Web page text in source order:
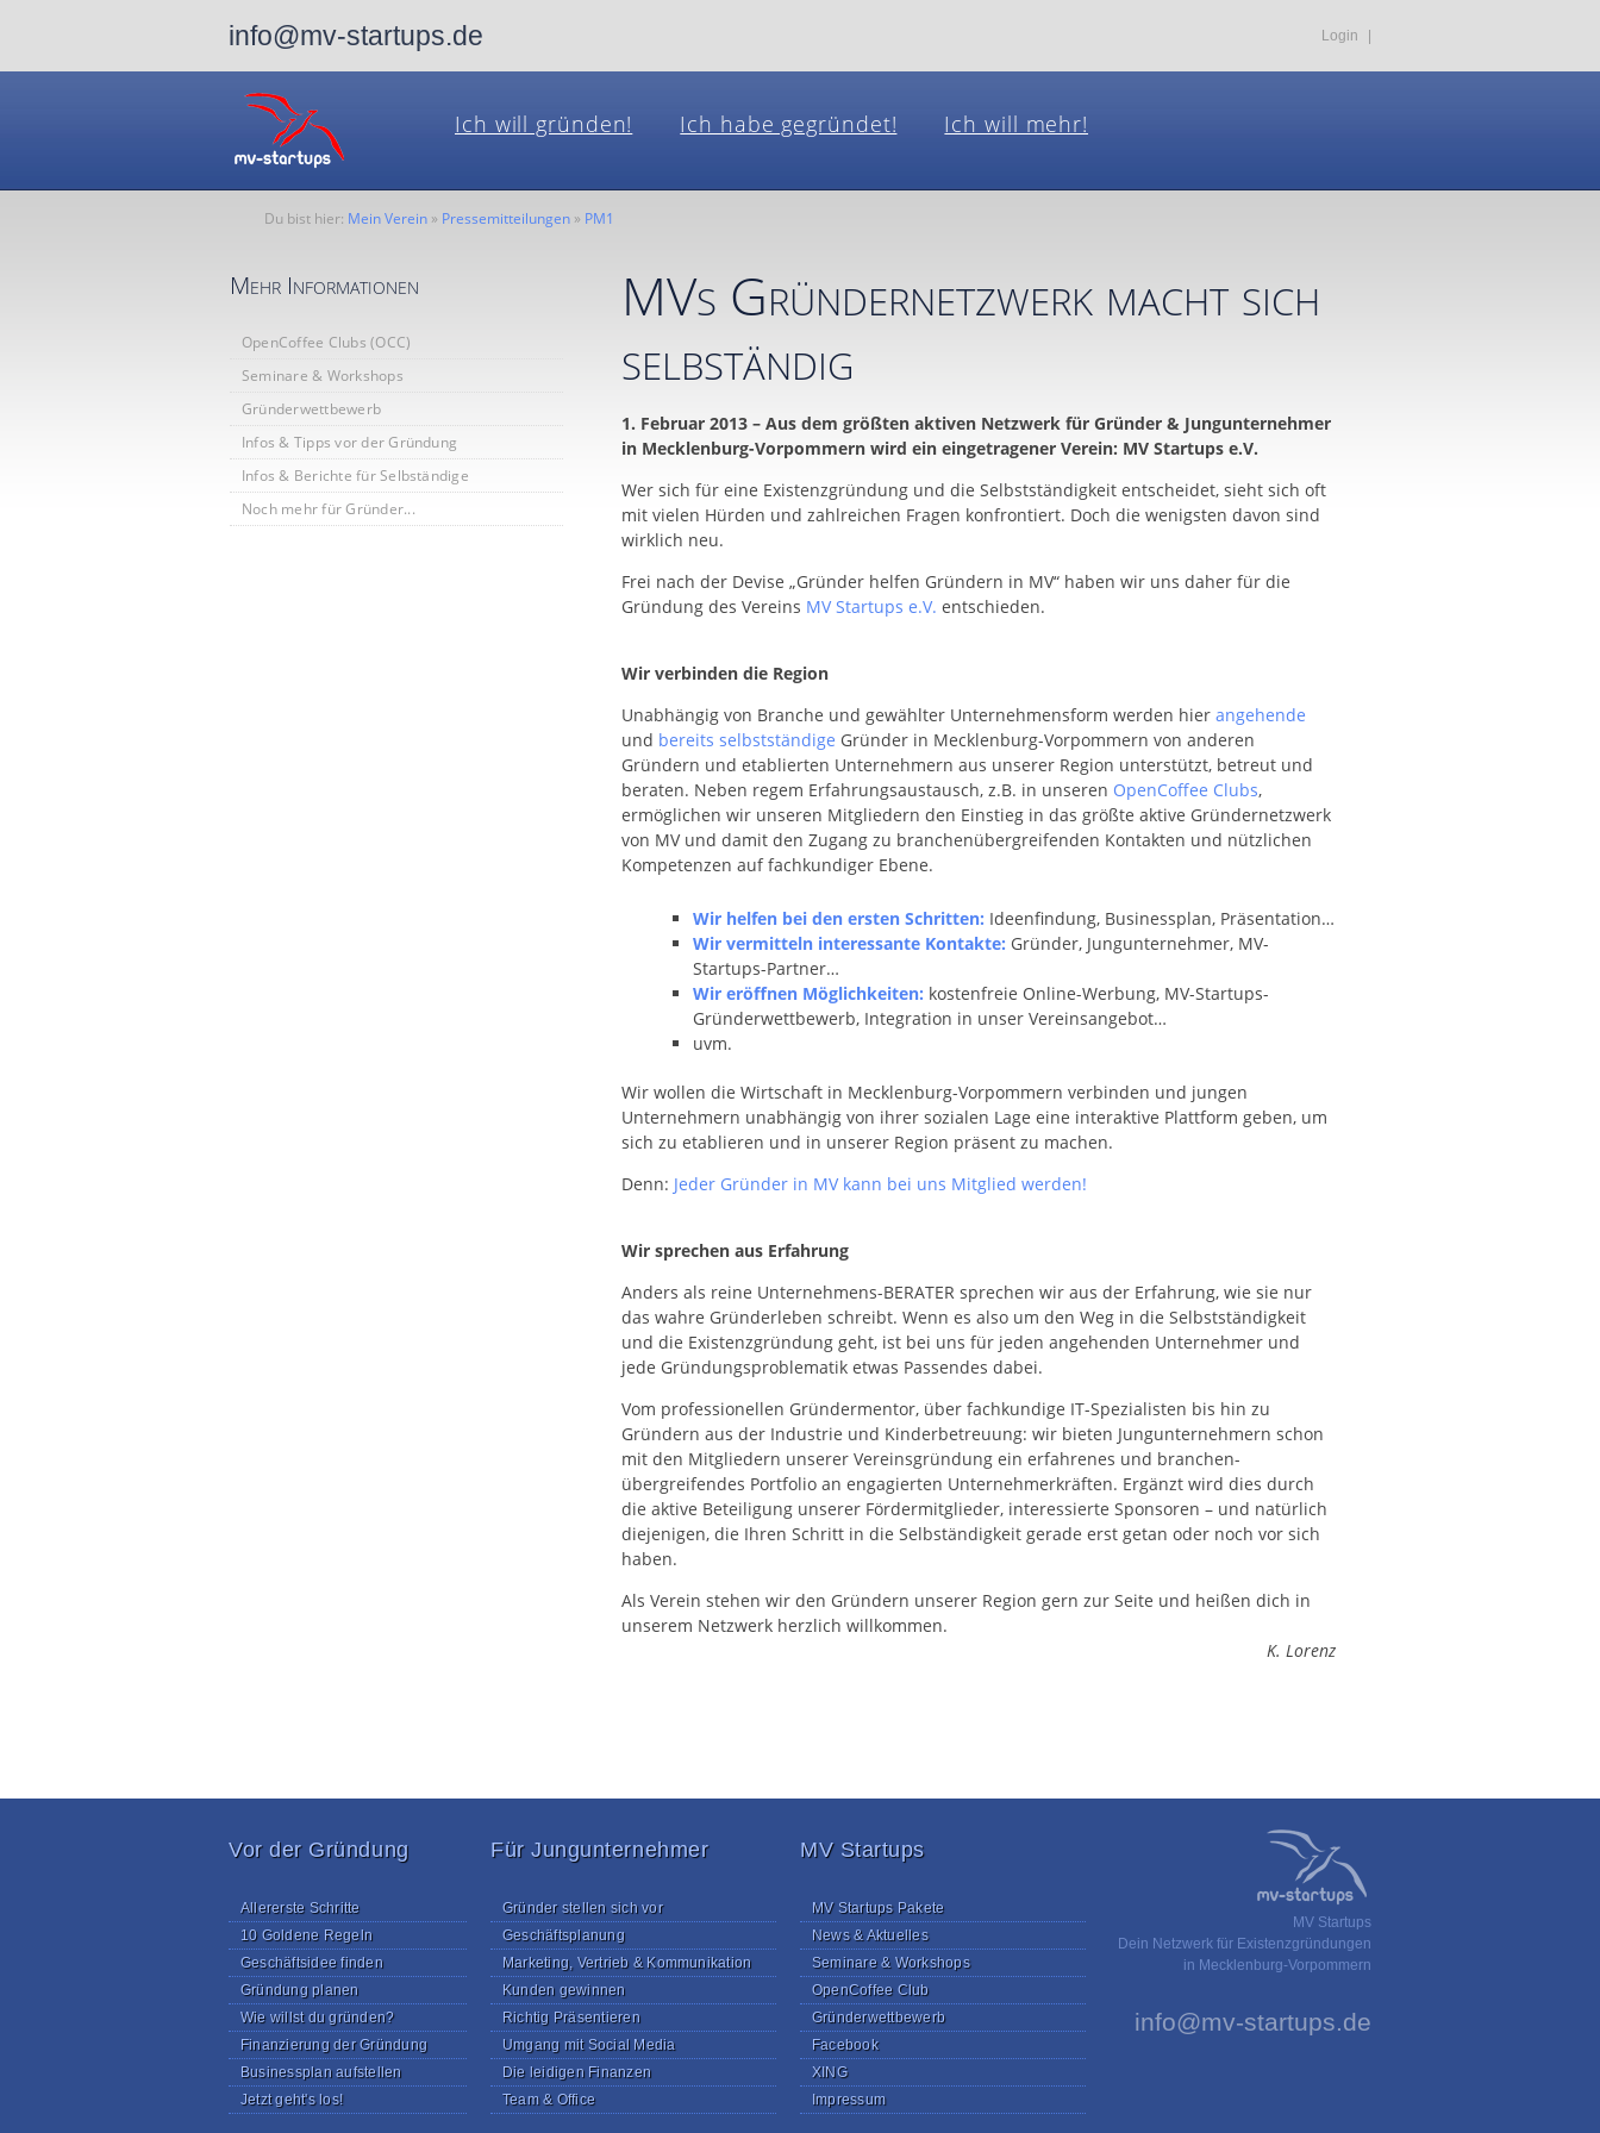
info@mv-startups.de Login
Ich will gründen! Ich habe gegründet! Ich will mehr!
Du bist hier: Mein Verein » Pressemitteilungen » PM1
Mehr Informationen
OpenCoffee Clubs (OCC)
Seminare & Workshops
Gründerwettbewerb
Infos & Tipps vor der Gründung
Infos & Berichte für Selbständige
Noch mehr für Gründer...
MVs Gründernetzwerk macht sich
selbständig
1. Februar 2013 – Aus dem größten aktiven Netzwerk für Gründer & Jungunternehmer
in Mecklenburg-Vorpommern wird ein eingetragener Verein: MV Startups e.V.
Wer sich für eine Existenzgründung und die Selbstständigkeit entscheidet, sieht sich oft
mit vielen Hürden und zahlreichen Fragen konfrontiert. Doch die wenigsten davon sind
wirklich neu.
Frei nach der Devise „Gründer helfen Gründern in MV“ haben wir uns daher für die
Gründung des Vereins MV Startups e.V. entschieden.
Wir verbinden die Region
Unabhängig von Branche und gewählter Unternehmensform werden hier angehende
und bereits selbstständige Gründer in Mecklenburg-Vorpommern von anderen
Gründern und etablierten Unternehmern aus unserer Region unterstützt, betreut und
beraten. Neben regem Erfahrungsaustausch, z.B. in unseren OpenCoffee Clubs,
ermöglichen wir unseren Mitgliedern den Einstieg in das größte aktive Gründernetzwerk
von MV und damit den Zugang zu branchenübergreifenden Kontakten und nützlichen
Kompetenzen auf fachkundiger Ebene.
Wir helfen bei den ersten Schritten: Ideenfindung, Businessplan, Präsentation…
Wir vermitteln interessante Kontakte: Gründer, Jungunternehmer, MV-
Startups-Partner…
Wir eröffnen Möglichkeiten: kostenfreie Online-Werbung, MV-Startups-
Gründerwettbewerb, Integration in unser Vereinsangebot…
uvm.
Wir wollen die Wirtschaft in Mecklenburg-Vorpommern verbinden und jungen
Unternehmern unabhängig von ihrer sozialen Lage eine interaktive Plattform geben, um
sich zu etablieren und in unserer Region präsent zu machen.
Denn: Jeder Gründer in MV kann bei uns Mitglied werden!
Wir sprechen aus Erfahrung
Anders als reine Unternehmens-BERATER sprechen wir aus der Erfahrung, wie sie nur
das wahre Gründerleben schreibt. Wenn es also um den Weg in die Selbstständigkeit
und die Existenzgründung geht, ist bei uns für jeden angehenden Unternehmer und
jede Gründungsproblematik etwas Passendes dabei.
Vom professionellen Gründermentor, über fachkundige IT-Spezialisten bis hin zu
Gründern aus der Industrie und Kinderbetreuung: wir bieten Jungunternehmern schon
mit den Mitgliedern unserer Vereinsgründung ein erfahrenes und branchen-
übergreifendes Portfolio an engagierten Unternehmerkräften. Ergänzt wird dies durch
die aktive Beteiligung unserer Fördermitglieder, interessierte Sponsoren – und natürlich
diejenigen, die Ihren Schritt in die Selbständigkeit gerade erst getan oder noch vor sich
haben.
Als Verein stehen wir den Gründern unserer Region gern zur Seite und heißen dich in
unserem Netzwerk herzlich willkommen.
K. Lorenz
Vor der Gründung
Allererste Schritte
10 Goldene Regeln
Geschäftsidee finden
Gründung planen
Wie willst du gründen?
Finanzierung der Gründung
Businessplan aufstellen
Jetzt geht's los!
Für Jungunternehmer
Gründer stellen sich vor
Geschäftsplanung
Marketing, Vertrieb & Kommunikation
Kunden gewinnen
Richtig Präsentieren
Umgang mit Social Media
Die leidigen Finanzen
Team & Office
MV Startups
MV Startups Pakete
News & Aktuelles
Seminare & Workshops
OpenCoffee Club
Gründerwettbewerb
Facebook
XING
Impressum
MV Startups
Dein Netzwerk für Existenzgründungen
in Mecklenburg-Vorpommern
info@mv-startups.de